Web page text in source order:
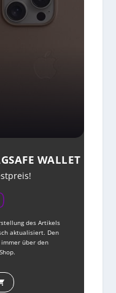
WALLET
des Artikels
aktualisiert. Den
über den